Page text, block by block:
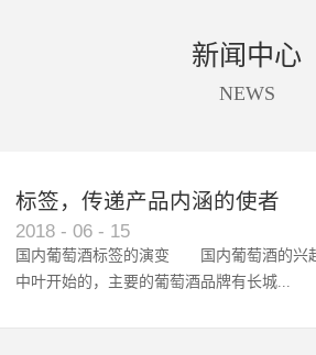
新闻中心
NEWS
标签，传递产品内涵的使者
2018 - 06 - 15
国内葡萄酒标签的演变 国内葡萄酒的兴
中叶开始的，主要的葡萄酒品牌有长城...